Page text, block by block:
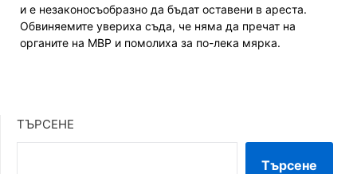
и е незаконосъобразно да бъдат оставени в ареста.
Обвиняемите увериха съда, че няма да пречат на
органите на МВР и помолиха за по-лека мярка.
ТЪРСЕНЕ
Търсене